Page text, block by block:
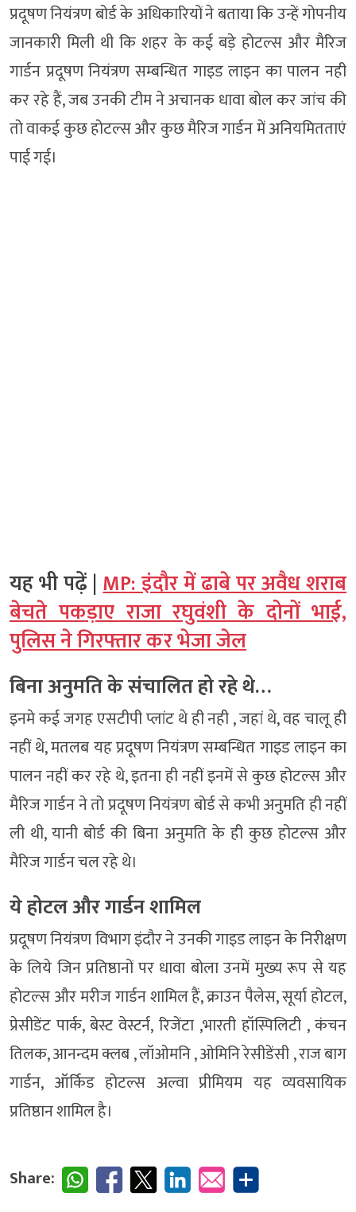
प्रदूषण नियंत्रण बोर्ड के अधिकारियों ने बताया कि उन्हें गोपनीय
जानकारी मिली थी कि शहर के कई बड़े होटल्स और मैरिज
गार्डन प्रदूषण नियंत्रण सम्बन्धित गाइड लाइन का पालन नही
कर रहे हैं, जब उनकी टीम ने अचानक धावा बोल कर जांच की
तो वाकई कुछ होटल्स और कुछ मैरिज गार्डन में अनियमितताएं
पाई गई।
यह भी पढ़ें |MP: इंदौर में ढाबे पर अवैध शराब
बेचते पकड़ाए राजा रघुवंशी के दोनों भाई,
पुलिस ने गिरफ्तार कर भेजा जेल
बिना अनुमति के संचालित हो रहे थे…
इनमे कई जगह एसटीपी प्लांट थे ही नही , जहां थे, वह चालू ही
नहीं थे, मतलब यह प्रदूषण नियंत्रण सम्बन्धित गाइड लाइन का
पालन नहीं कर रहे थे, इतना ही नहीं इनमें से कुछ होटल्स और
मैरिज गार्डन ने तो प्रदूषण नियंत्रण बोर्ड से कभी अनुमति ही नहीं
ली थी, यानी बोर्ड की बिना अनुमति के ही कुछ होटल्स और
मैरिज गार्डन चल रहे थे।
ये होटल और गार्डन शामिल
प्रदूषण नियंत्रण विभाग इंदौर ने उनकी गाइड लाइन के निरीक्षण
के लिये जिन प्रतिष्ठानों पर धावा बोला उनमें मुख्य रूप से यह
होटल्स और मरीज गार्डन शामिल हैं, क्राउन पैलेस, सूर्या होटल,
प्रेसीडेंट पार्क, बेस्ट वेस्टर्न, रिजेंटा ,भारती हॉस्पिलिटी , कंचन
तिलक, आनन्दम क्लब , लॉओमनि , ओमिनि रेसीडेंसी , राज बाग
गार्डन, ऑर्किड होटल्स अल्वा प्रीमियम यह व्यवसायिक
प्रतिष्ठान शामिल है।
Share: